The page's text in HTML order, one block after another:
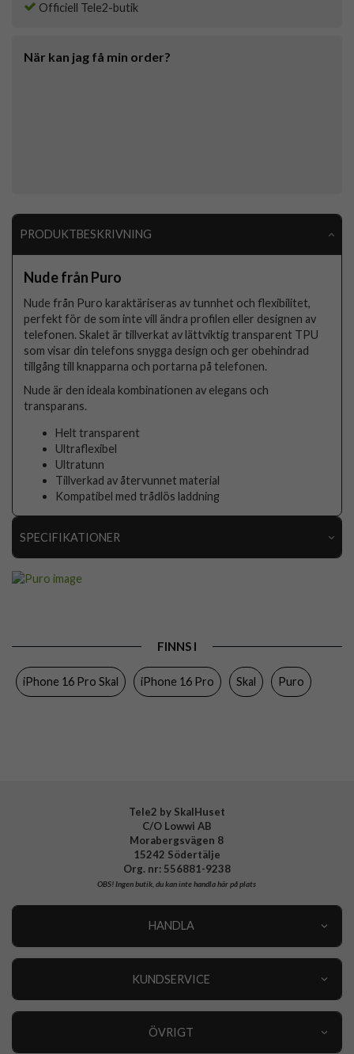
Officiell Tele2-butik
När kan jag få min order?
PRODUKTBESKRIVNING
Nude från Puro
Nude från Puro karaktäriseras av tunnhet och flexibilitet,
perfekt för de som inte vill ändra profilen eller designen av
telefonen. Skalet är tillverkat av lättviktig transparent TPU
som visar din telefons snygga design och ger obehindrad
tillgång till knapparna och portarna på telefonen.
Nude är den ideala kombinationen av elegans och
transparans.
Helt transparent
Ultraflexibel
Ultratunn
Tillverkad av återvunnet material
Kompatibel med trådlös laddning
SPECIFIKATIONER
Trådlös laddning-kompatibel
Färg Genomskinlig
FINNS I
iPhone 16 Pro Skal iPhone 16 Pro Skal Puro
Tele2 by SkalHuset
C/O Lowwi AB
Morabergsvägen 8
15242 Södertälje
Org. nr: 556881-9238
OBS!Ingen butik, du kan inte handla här på plats
HANDLA
KUNDSERVICE
ÖVRIGT